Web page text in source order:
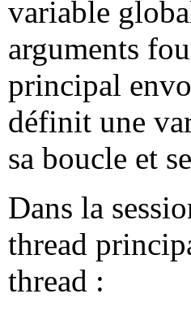
variable
arguments
principal
définit une
sa boucle et
Dans la
thread
thread :